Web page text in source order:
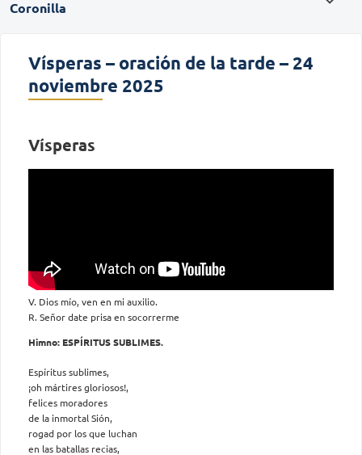
Coronilla
Vísperas – oración de la tarde – 24
noviembre 2025
Vísperas
V. Dios mío, ven en mi auxilio.
R. Señor date prisa en socorrerme
Himno: ESPÍRITUS SUBLIMES.
Espíritus sublimes,
¡oh mártires gloriosos!,
felices moradores
de la inmortal Sión,
rogad por los que luchan
en las batallas recias,